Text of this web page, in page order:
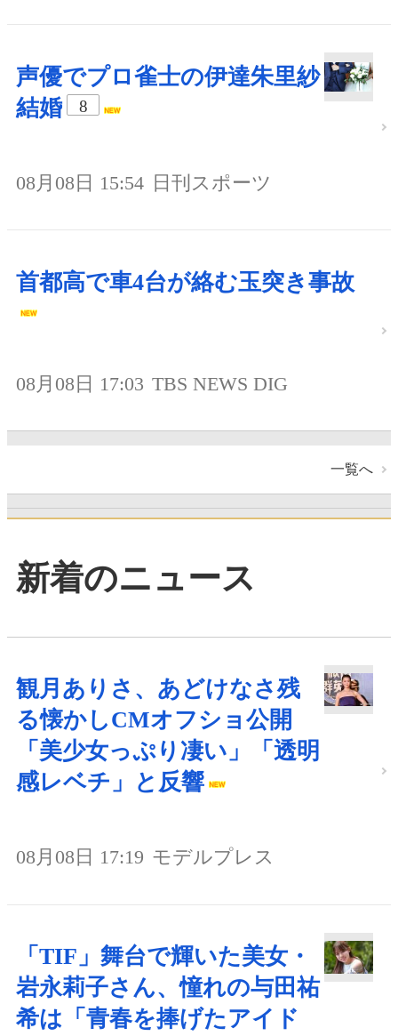
声優でプロ雀士の伊達朱里紗
結婚
8
08月08日 15:54 日刊スポーツ
首都高で車4台が絡む玉突き事故
08月08日 17:03 TBS NEWS DIG
一覧へ
新着のニュース
観月ありさ、あどけなさ残
る懐かしCMオフショ公開
「美少女っぷり凄い」「透明
感レベチ」と反響
08月08日 17:19 モデルプレス
「TIF」舞台で輝いた美女・
岩永莉子さん、憧れの与田祐
希は「青春を捧げたアイド